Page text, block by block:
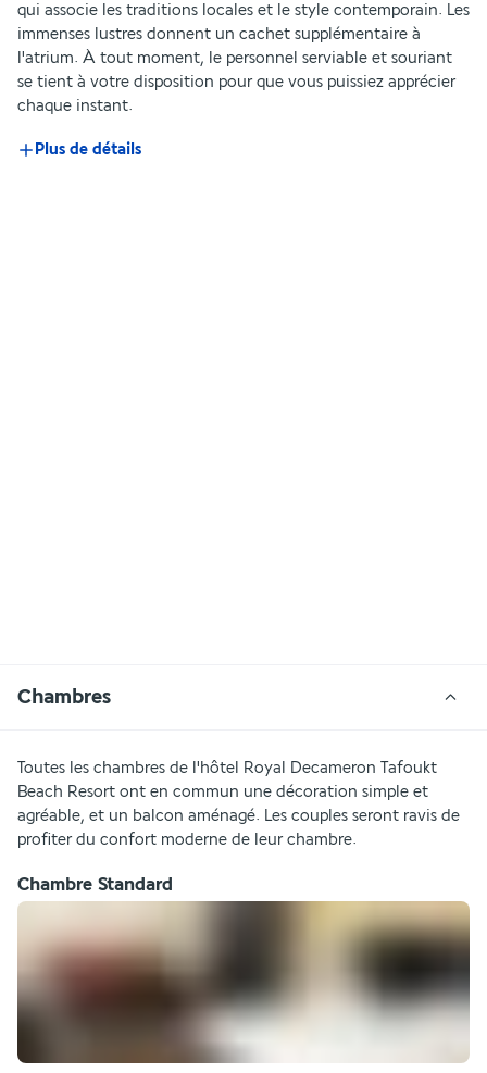
qui associe les traditions locales et le style contemporain. Les
immenses lustres donnent un cachet supplémentaire à
l'atrium. À tout moment, le personnel serviable et souriant
se tient à votre disposition pour que vous puissiez apprécier
chaque instant.
Plus de détails
Chambres
Toutes les chambres de l'hôtel Royal Decameron Tafoukt
Beach Resort ont en commun une décoration simple et
agréable, et un balcon aménagé. Les couples seront ravis de
profiter du confort moderne de leur chambre.
Chambre Standard